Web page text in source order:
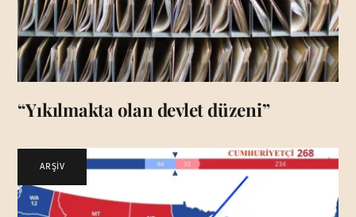
“Yıkılmakta olan devlet düzeni”
ARŞİV